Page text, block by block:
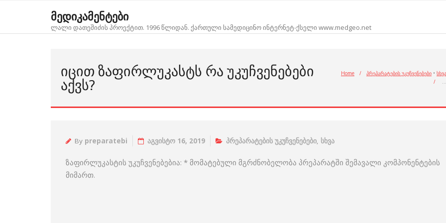
მედიკამენტები
ლალი დათეშიძის პროექტით. 1996 წლიდან. ქართული სამედიცინო ინტერნეტ-ქსელი www.medgeo.net
ᲘᲪᲘᲗ ᲖᲐᲤᲘᲠᲚᲣᲙᲐᲡᲢᲡ ᲠᲐ ᲣᲙᲣᲩᲕᲔᲜᲔᲑᲔᲑᲘ
ᲐᲥᲕᲡ?
Home / პრეპარატების უკუჩვენებები • სხვა
/
…
By preparatebi აგვისტო 16, 2019 პრეპარატების უკუჩვენებები, სხვა
ზაფირლუკასტის უკუჩვენებებია: * მომატებული მგრძნობელობა პრეპარატში შემავალი კომპონენტების
მიმართ.